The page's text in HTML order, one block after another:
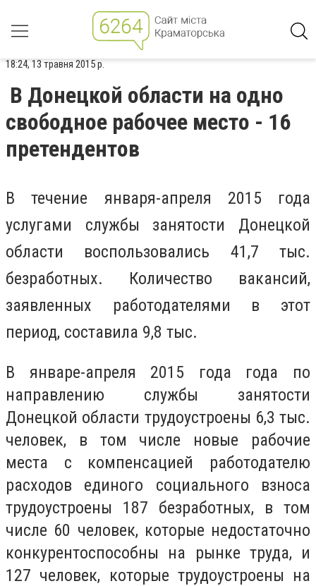
18:24, 13 травня 2015 р.
В Донецкой области на одно
свободное рабочее место - 16
претендентов
В течение января-апреля 2015 года
услугами службы занятости Донецкой
области воспользовались 41,7 тыс.
безработных. Количество вакансий,
заявленных работодателями в этот
период, составила 9,8 тыс.
В январе-апреля 2015 года года по
направлению службы занятости
Донецкой области трудоустроены 6,3 тыс.
человек, в том числе новые рабочие
места с компенсацией работодателю
расходов единого социального взноса
трудоустроены 187 безработных, в том
числе 60 человек, которые недостаточно
конкурентоспособны на рынке труда, и
127 человек, которые трудоустроены на